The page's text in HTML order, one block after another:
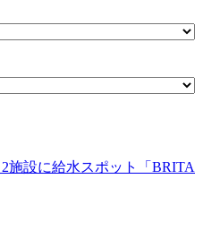
施設に給水スポット「BRITA